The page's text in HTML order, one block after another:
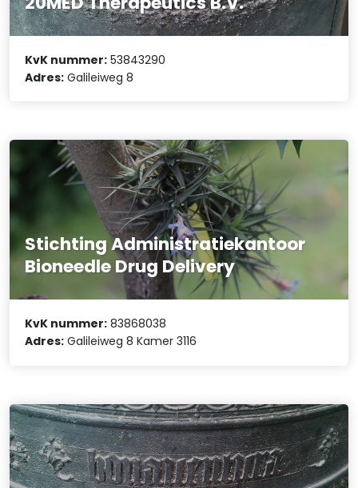
KvK nummer: 53843290
Adres: Galileiweg 8
Stichting Administratiekantoor
Bioneedle Drug Delivery
KvK nummer: 83868038
Adres: Galileiweg 8 Kamer 3116